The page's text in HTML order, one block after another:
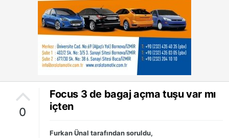
0
Focus 3 de bagaj açma tuşu var mı
içten
Furkan Ünal tarafından soruldu,